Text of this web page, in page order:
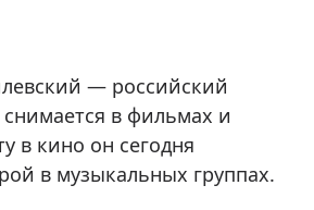
— российский
в фильмах и
в кино он сегодня
в музыкальных группах.